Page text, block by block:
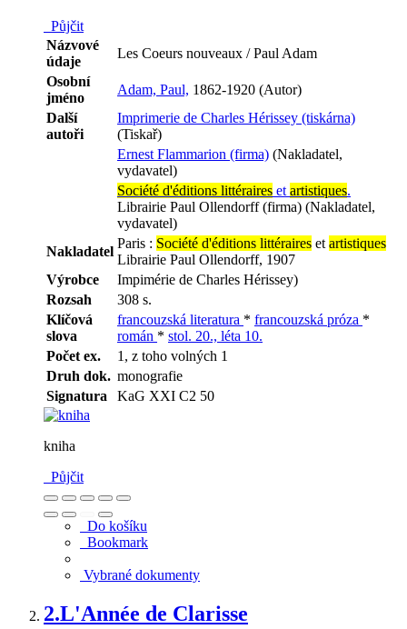
Půjčit
Názvové
údaje
Les Coeurs nouveaux / Paul Adam
Osobní
jméno
Adam, Paul, 1862-1920 (Autor)
Další
autoři
Imprimerie de Charles Hérissey (tiskárna)
(Tiskař)
Ernest Flammarion (firma) (Nakladatel,
vydavatel)
Société d'éditions littéraires et artistiques.
Librairie Paul Ollendorff (firma) (Nakladatel,
vydavatel)
Nakladatel
Paris : Société d'éditions littéraires et artistiques
Librairie Paul Ollendorff, 1907
Výrobce
Impimérie de Charles Hérissey)
Rozsah
308 s.
Klíčová
slova
francouzská literatura * francouzská próza *
román * stol. 20., léta 10.
Počet ex.
1, z toho volných 1
Druh dok. monografie
Signatura
KaG XXI C2 50
kniha
Půjčit
Do košíku
Bookmark
Vybrané dokumenty
2.L'Année de Clarisse